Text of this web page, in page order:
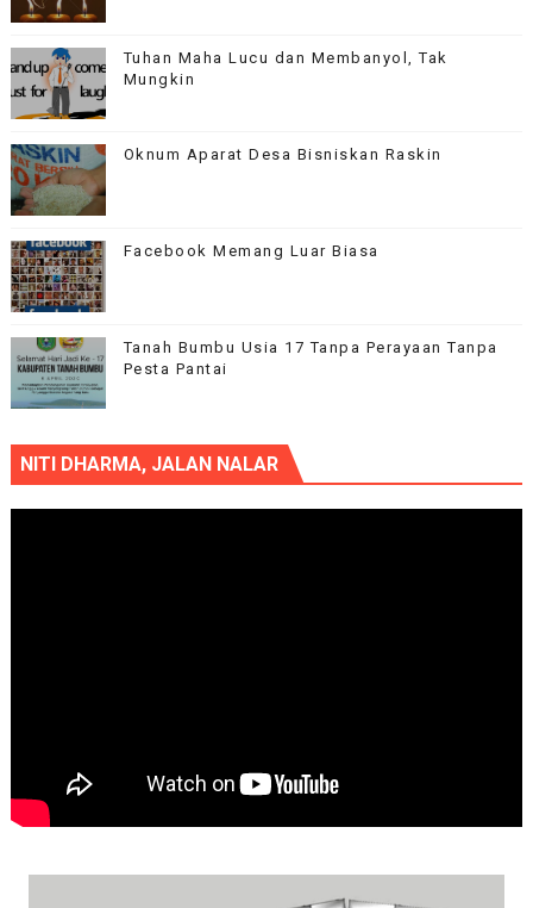
Tuhan Maha Lucu dan Membanyol, Tak
Mungkin
Oknum Aparat Desa Bisniskan Raskin
Facebook Memang Luar Biasa
Tanah Bumbu Usia 17 Tanpa Perayaan Tanpa
Pesta Pantai
NITI DHARMA, JALAN NALAR